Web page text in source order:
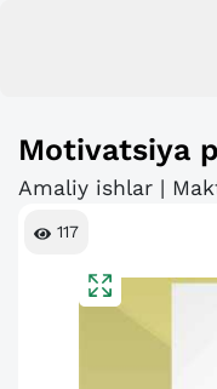
Motivatsiya
Amaliy ishlar |
117